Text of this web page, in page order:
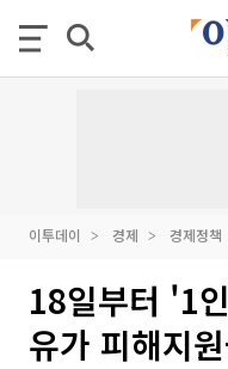
이투데이 경제 경제정책
18일부터 '1
유가 피해지